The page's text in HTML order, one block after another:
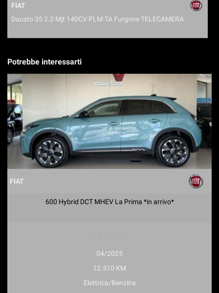
FIAT
Ducato 35 2.2 Mjt 140CV PLM-TA Furgone TELECAMERA
Potrebbe interessarti
FIAT
600 Hybrid DCT MHEV La Prima *in arrivo*
04/2025
12.510 KM
Elettrica/Benzina